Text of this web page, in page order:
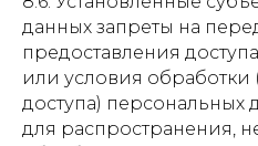
данных запреты на
предоставления
или условия
доступа) персональных
для распространения,